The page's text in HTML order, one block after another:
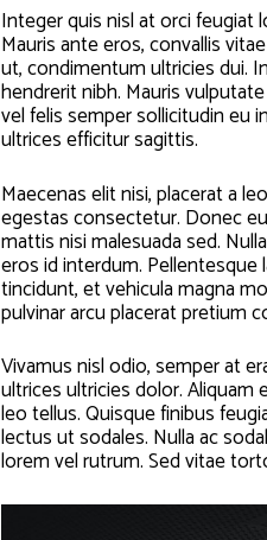
Integer quis nisl at orci feugiat
Mauris ante eros, convallis
ut, condimentum ultricies dui.
hendrerit nibh. Mauris
vel felis semper sollicitudin eu
ultrices efficitur sagittis.
Maecenas elit nisi, placerat a
egestas consectetur. Donec
mattis nisi malesuada sed.
eros id interdum.
tincidunt, et vehicula magna
pulvinar arcu placerat pretium
Vivamus nisl odio, semper at
ultrices ultricies dolor. Aliquam
leo tellus. Quisque finibus
lectus ut sodales. Nulla ac
lorem vel rutrum. Sed vitae